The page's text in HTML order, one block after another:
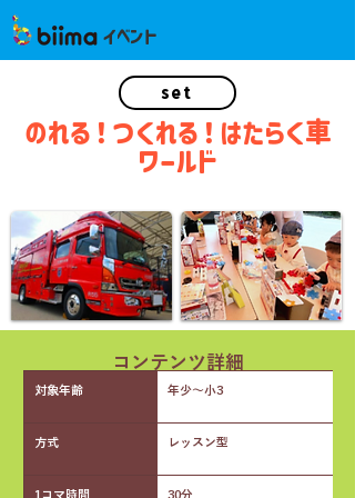
イベント
set
のれる！つくれる！はたらく車
ワールド
コンテンツ詳細
対象年齢 年少〜小3
方式 レッスン型
1コマ時間 30分